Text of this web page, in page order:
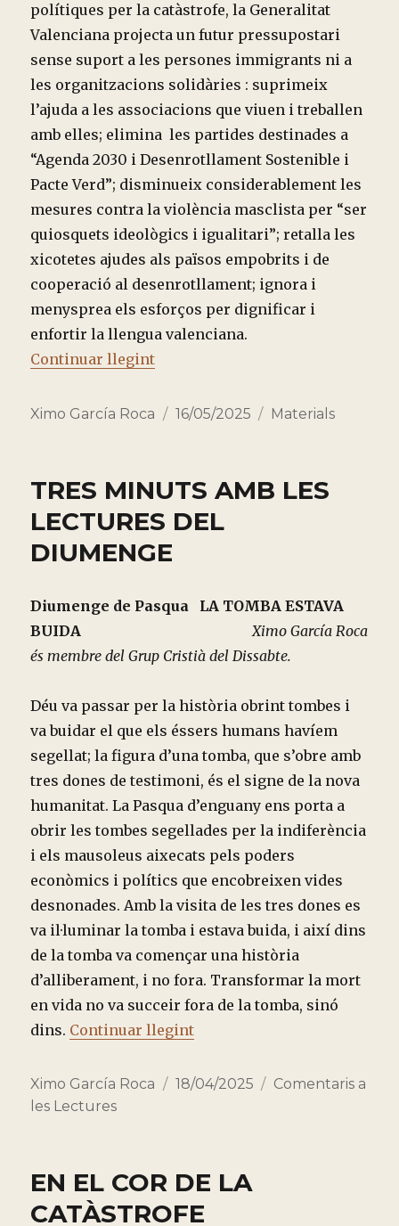
polítiques per la catàstrofe, la Generalitat
Valenciana projecta un futur pressupostari
sense suport a les persones immigrants ni a
les organitzacions solidàries : suprimeix
l’ajuda a les associacions que viuen i treballen
amb elles; elimina les partides destinades a
“Agenda 2030 i Desenrotllament Sostenible i
Pacte Verd”; disminueix considerablement les
mesures contra la violència masclista per “ser
quiosquets ideològics i igualitari”; retalla les
xicotetes ajudes als països empobrits i de
cooperació al desenrotllament; ignora i
menysprea els esforços per dignificar i
enfortir la llengua valenciana.
Continuar llegint“CINC RETALLADES I UNA
Autor
Ximo García Roca
Publicado
16/05/2025 Categorías
Materials
TRES MINUTS AMB LES
LECTURES DEL
DIUMENGE
Diumenge de Pasqua LA TOMBA ESTAVA
BUIDA Ximo García Roca
és membre del Grup Cristià del Dissabte.
Déu va passar per la història obrint tombes i
va buidar el que els éssers humans havíem
segellat; la figura d’una tomba, que s’obre amb
tres dones de testimoni, és el signe de la nova
humanitat. La Pasqua d’enguany ens porta a
obrir les tombes segellades per la indiferència
i els mausoleus aixecats pels poders
econòmics i polítics que encobreixen vides
desnonades. Amb la visita de les tres dones es
va il·luminar la tomba i estava buida, i així dins
de la tomba va començar una història
d’alliberament, i no fora. Transformar la mort
en vida no va succeir fora de la tomba, sinó
dins. Continuar llegint“TRES MINUTS AMB LES
Autor
Ximo García Roca
Publicado
18/04/2025 Categorías
Comentaris a
les Lectures
EN EL COR DE LA
CATÀSTROFE